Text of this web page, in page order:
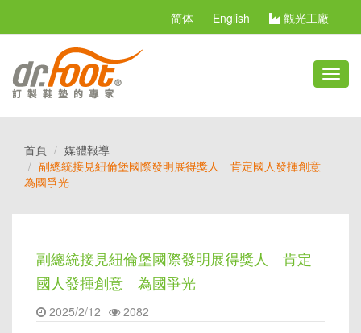
简体 English 觀光工廠
切
選
首頁
媒體報導
副總統接見紐倫堡國際發明展得獎人 肯定國人發揮創意
為國爭光
副總統接見紐倫堡國際發明展得獎人 肯定
國人發揮創意 為國爭光
2025/2/12 2082